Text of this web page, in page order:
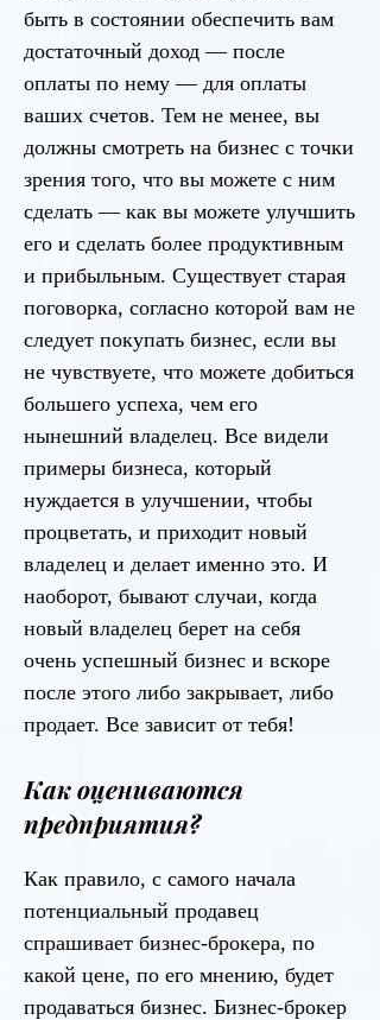
быть в состоянии обеспечить вам
достаточный доход — после
оплаты по нему — для оплаты
ваших счетов. Тем не менее, вы
должны смотреть на бизнес с точки
зрения того, что вы можете с ним
сделать — как вы можете улучшить
его и сделать более продуктивным
и прибыльным. Существует старая
поговорка, согласно которой вам не
следует покупать бизнес, если вы
не чувствуете, что можете добиться
большего успеха, чем его
нынешний владелец. Все видели
примеры бизнеса, который
нуждается в улучшении, чтобы
процветать, и приходит новый
владелец и делает именно это. И
наоборот, бывают случаи, когда
новый владелец берет на себя
очень успешный бизнес и вскоре
после этого либо закрывает, либо
продает. Все зависит от тебя!
Как оцениваются
предприятия?
Как правило, с самого начала
потенциальный продавец
спрашивает бизнес-брокера, по
какой цене, по его мнению, будет
продаваться бизнес. Бизнес-брокер